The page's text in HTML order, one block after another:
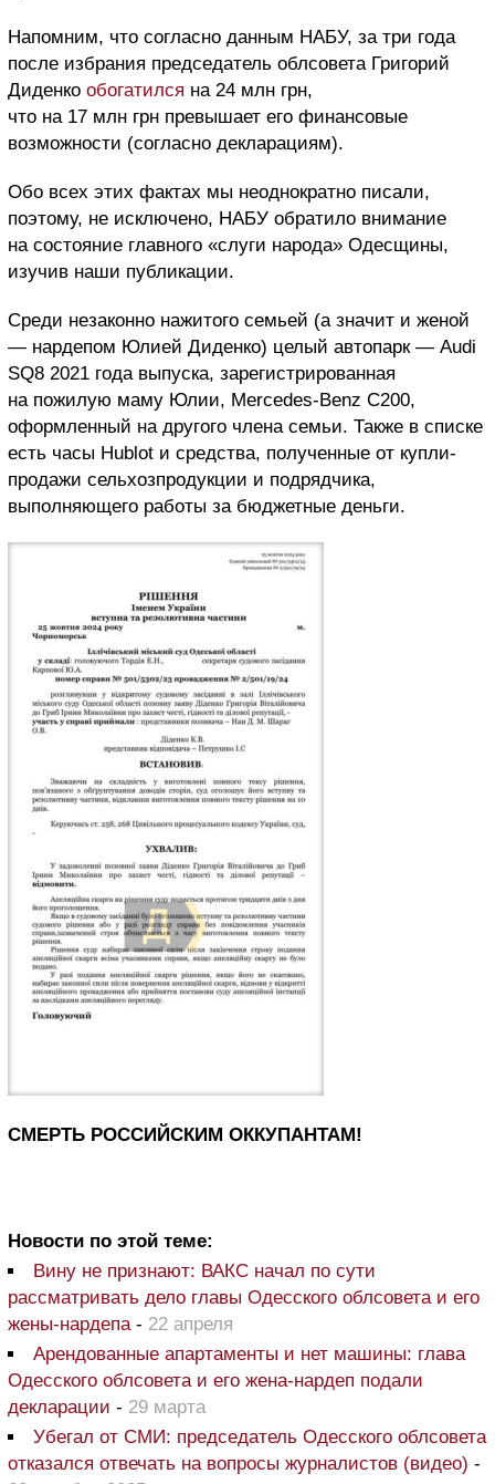
Напомним, что согласно данным НАБУ, за три года
после избрания председатель облсовета Григорий
Диденко обогатился на 24 млн грн,
что на 17 млн грн превышает его финансовые
возможности (согласно декларациям).
Обо всех этих фактах мы неоднократно писали,
поэтому, не исключено, НАБУ обратило внимание
на состояние главного «слуги народа» Одесщины,
изучив наши публикации.
Среди незаконно нажитого семьей (а значит и женой
— нардепом Юлией Диденко) целый автопарк — Audi
SQ8 2021 года выпуска, зарегистрированная
на пожилую маму Юлии, Mercedes-Benz C200,
оформленный на другого члена семьи. Также в списке
есть часы Hublot и средства, полученные от купли-
продажи сельхозпродукции и подрядчика,
выполняющего работы за бюджетные деньги.
СМЕРТЬ РОССИЙСКИМ ОККУПАНТАМ!
Новости по этой теме:
Вину не признают: ВАКС начал по сути
рассматривать дело главы Одесского облсовета и его
жены-нардепа - 22 апреля
Арендованные апартаменты и нет машины: глава
Одесского облсовета и его жена-нардеп подали
декларации - 29 марта
Убегал от СМИ: председатель Одесского облсовета
отказался отвечать на вопросы журналистов (видео) -